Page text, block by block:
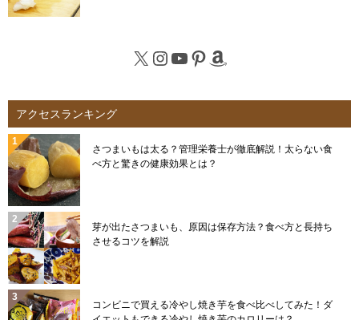
X Instagram
YouTube
Pinterest
Amazon
アクセスランキング
さつまいもは太る？管理栄養士が徹底解説！太らない食
べ方と驚きの健康効果とは？
芽が出たさつまいも、原因は保存方法？食べ方と長持ち
させるコツを解説
コンビニで買える冷やし焼き芋を食べ比べしてみた！ダ